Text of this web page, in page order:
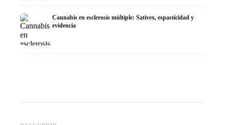
Cannabis en esclerosis múltiple: Sativex, espasticidad y
evidencia